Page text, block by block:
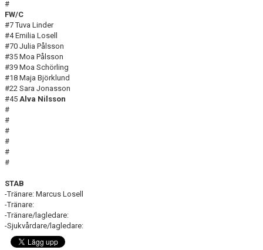
#
FW/C
#7 Tuva Linder
#4 Emilia Losell
#70 Julia Pålsson
#35 Moa Pålsson
#39 Moa Schörling
#18 Maja Björklund
#22 Sara Jonasson
#45 Alva Nilsson
#
#
#
#
#
#
STAB
-Tränare: Marcus Losell
-Tränare:
-Tränare/lagledare:
-Sjukvårdare/lagledare: